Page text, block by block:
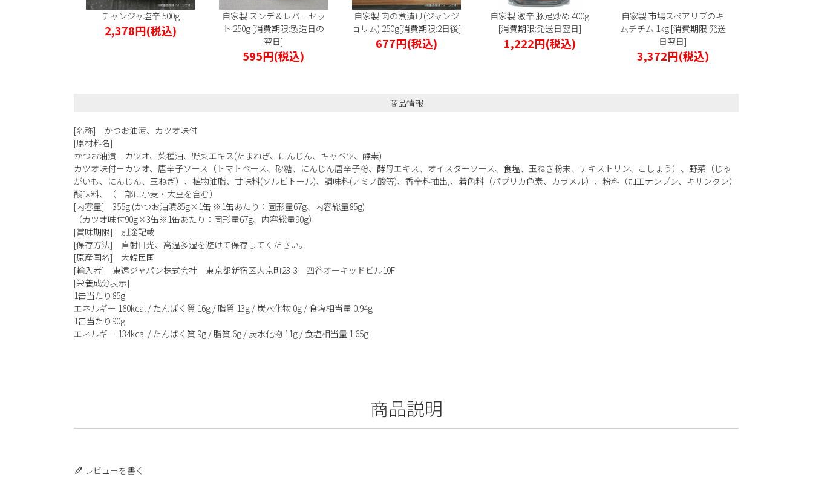
チャンジャ塩辛 500g
2,378円(税込)
自家製 スンデ＆レバーセッ
ト 250g [消費期限:製造日の
翌日]
595円(税込)
自家製 肉の煮漬け(ジャンジ
ョリム) 250g[消費期限:2日後]
677円(税込)
自家製 激辛 豚足炒め 400g
[消費期限:発送日翌日]
1,222円(税込)
自家製 市場スペアリブのキ
ムチチム 1kg [消費期限:発送
日翌日]
3,372円(税込)
商品情報
[名称] かつお油漬、カツオ味付
[原材料名]
かつお油漬ーカツオ、菜種油、野菜エキス(たまねぎ、にんじん、キャベツ、酵素)
カツオ味付ーカツオ、唐辛子ソース（トマトベース、砂糖、にんじん唐辛子粉、酵母エキス、オイスターソース、食塩、玉ねぎ粉末、テキストリン、こしょう）、野菜（じゃ
がいも、にんじん、玉ねぎ）、植物油脂、甘味料(ソルビトール)、調味料(アミノ酸等)、香辛料抽出,、着色料（パプリカ色素、カラメル）、粉料（加工テンブン、キサンタン）
酸味料、（一部に小麦・大豆を含む）
[内容量] 355g (かつお油漬85g×1缶 ※1缶あたり：固形量67g、内容総量85g)
（カツオ味付90g×3缶※1缶あたり：固形量67g、内容総量90g）
[賞味期限] 別途記載
[保存方法] 直射日光、高温多湿を避けて保存してください。
[原産国名] 大韓民国
[輸入者] 東遠ジャパン株式会社 東京都新宿区大京町23-3 四谷オーキッドビル10F
[栄養成分表示]
1缶当たり85g
エネルギー 180kcal / たんぱく質 16g / 脂質 13g / 炭水化物 0g / 食塩相当量 0.94g
1缶当たり90g
エネルギー 134kcal / たんぱく質 9g / 脂質 6g / 炭水化物 11g / 食塩相当量 1.65g
商品説明
レビューを書く